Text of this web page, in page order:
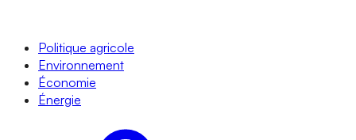
Politique agricole
Environnement
Économie
Énergie